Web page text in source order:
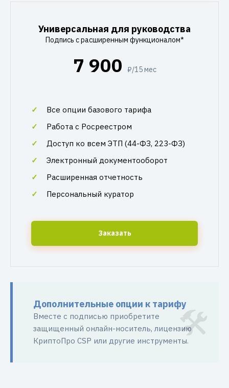
Универсальная для руководства
Подпись с расширенным функционалом*
7 900 ₽/15 мес
Все опции базового тарифа
Работа с Росреестром
Доступ ко всем ЭТП (44-ФЗ, 223-ФЗ)
Электронный документооборот
Расширенная отчетность
Персональный куратор
Заказать
Дополнительные опции к тарифу
Вместе с подписью приобретите
защищенный онлайн-носитель, лицензию
КриптоПро CSP или другие инструменты.